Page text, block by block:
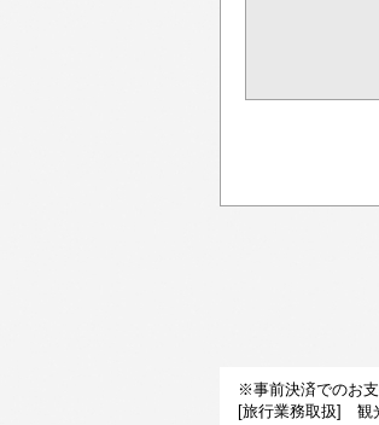
※事前決済でのお
[旅行業務取扱] 観